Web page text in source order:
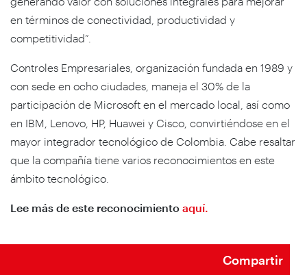
en términos de conectividad, productividad y
competitividad”.
Controles Empresariales, organización fundada en 1989 y
con sede en ocho ciudades, maneja el 30% de la
participación de Microsoft en el mercado local, así como
en IBM, Lenovo, HP, Huawei y Cisco, convirtiéndose en el
mayor integrador tecnológico de Colombia. Cabe resaltar
que la compañía tiene varios reconocimientos en este
ámbito tecnológico.
Lee más de este reconocimiento aquí.
Compartir